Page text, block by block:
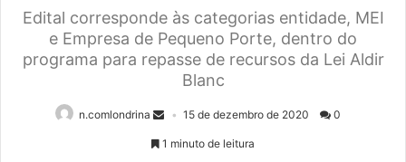
Edital corresponde às categorias entidade, MEI
e Empresa de Pequeno Porte, dentro do
programa para repasse de recursos da Lei Aldir
Blanc
n.comlondrina 15 de dezembro de 2020 0
1 minuto de leitura